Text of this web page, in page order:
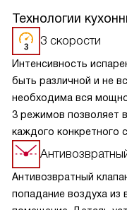
Технологии
3 скорости
Интенсивность
быть различной и не
необходима вся
3 режимов позволяет
каждого конкретного
Антивозвратный
попадание воздуха из